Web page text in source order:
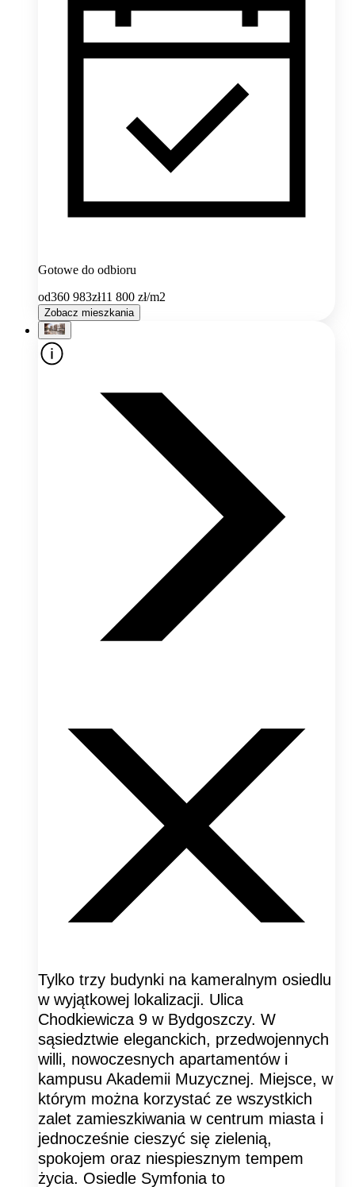
Gotowe do odbioru
od360 983zł11 800 zł/m2
Zobacz mieszkania
Tylko trzy budynki na kameralnym osiedlu
w wyjątkowej lokalizacji. Ulica
Chodkiewicza 9 w Bydgoszczy. W
sąsiedztwie eleganckich, przedwojennych
willi, nowoczesnych apartamentów i
kampusu Akademii Muzycznej. Miejsce, w
którym można korzystać ze wszystkich
zalet zamieszkiwania w centrum miasta i
jednocześnie cieszyć się zielenią,
spokojem oraz niespiesznym tempem
życia. Osiedle Symfonia to